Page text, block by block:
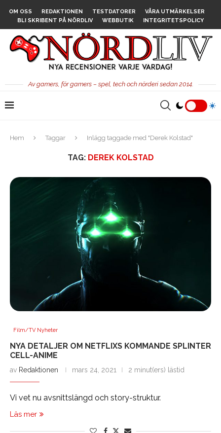
OM OSS REDAKTIONEN TESTDATORER
VÅRA UTMÄRKELSER
BLI SKRIBENT PÅ NÖRDLIV
WEBBUTIK INTEGRITETSPOLICY
Av gamers, för gamers – spel, tech och nörderi sedan 2014.
Hem Taggar Inlägg taggade med "Derek Kolstad"
TAG: DEREK KOLSTAD
Film/TV Nyheter
NYA DETALJER OM NETFLIXS KOMMANDE SPLINTER
CELL-ANIME
av Redaktionen mars 24, 2021 2 minut(ers) lästid
Vi vet nu avsnittslängd och story-struktur.
Läs mer